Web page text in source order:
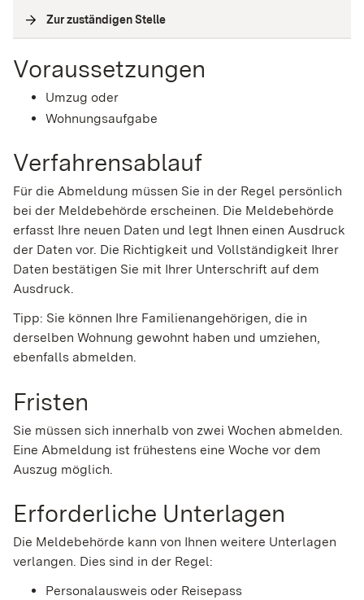
Zur zuständigen Stelle
Voraussetzungen
Umzug oder
Wohnungsaufgabe
Verfahrensablauf
Für die Abmeldung müssen Sie in der Regel persönlich
bei der Meldebehörde erscheinen. Die Meldebehörde
erfasst Ihre neuen Daten und legt Ihnen einen Ausdruck
der Daten vor. Die Richtigkeit und Vollständigkeit Ihrer
Daten bestätigen Sie mit Ihrer Unterschrift auf dem
Ausdruck.
Tipp: Sie können Ihre Familienangehörigen, die in
derselben Wohnung gewohnt haben und umziehen,
ebenfalls abmelden.
Fristen
Sie müssen sich innerhalb von zwei Wochen abmelden.
Eine Abmeldung ist frühestens eine Woche vor dem
Auszug möglich.
Erforderliche Unterlagen
Die Meldebehörde kann von Ihnen weitere Unterlagen
verlangen. Dies sind in der Regel:
Personalausweis oder Reisepass